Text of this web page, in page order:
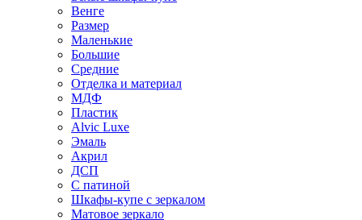
Венге
Размер
Маленькие
Большие
Средние
Отделка и материал
МДФ
Пластик
Alvic Luxe
Эмаль
Акрил
ДСП
С патиной
Шкафы-купе с зеркалом
Матовое зеркало